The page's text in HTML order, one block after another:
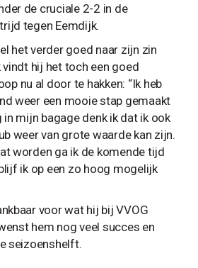
de cruciale 2-2 in de
tegen Eemdijk.
het verder goed naar zijn zin
hij het toch een goed
nu al door te hakken: “Ik heb
weer een mooie stap gemaakt
in mijn bagage denk ik dat ik ook
weer van grote waarde kan zijn.
worden ga ik de komende tijd
ik op een zo hoog mogelijk
voor wat hij bij VVOG
hem nog veel succes en
seizoenshelft.